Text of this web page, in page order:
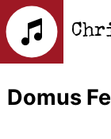
Domus